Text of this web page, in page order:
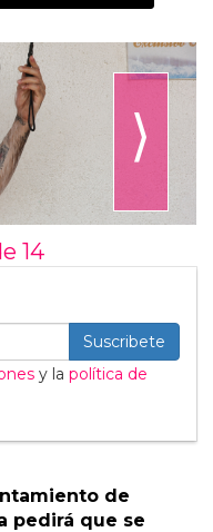
⟩
14
Suscribete
y la política de
de
pedirá que se